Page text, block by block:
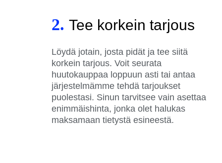
2. Tee korkein tarjous
Löydä jotain, josta pidät ja tee siitä
korkein tarjous. Voit seurata
huutokauppaa loppuun asti tai antaa
järjestelmämme tehdä tarjoukset
puolestasi. Sinun tarvitsee vain asettaa
enimmäishinta, jonka olet halukas
maksamaan tietystä esineestä.